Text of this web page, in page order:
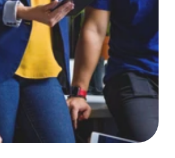
Nosotros
Contact Us